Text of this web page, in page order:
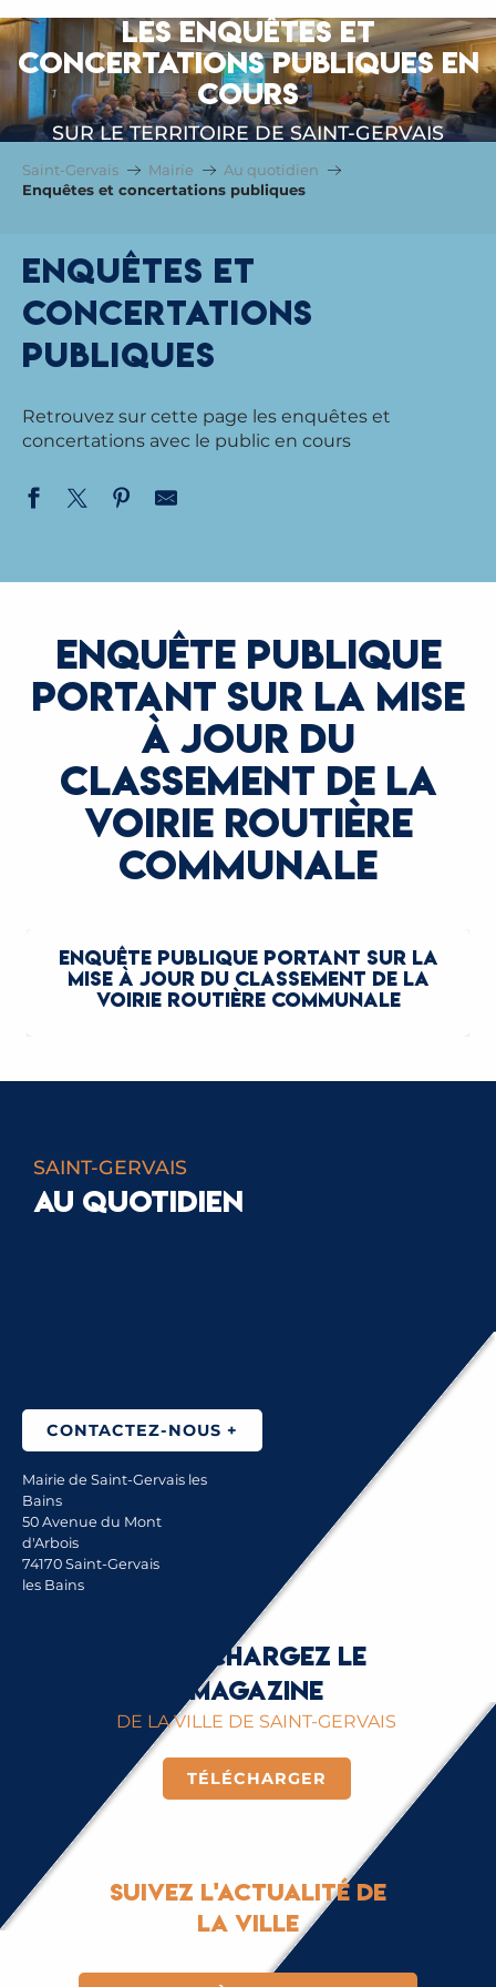
LES ENQUÊTES ET
CONCERTATIONS PUBLIQUES EN
COURS
SUR LE TERRITOIRE DE SAINT-GERVAIS
Saint-Gervais Mairie
Au quotidien
Enquêtes et concertations publiques
Enquêtes et
concertations
publiques
Retrouvez sur cette page les enquêtes et
concertations avec le public en cours
ENQUÊTE PUBLIQUE
PORTANT SUR LA MISE
À JOUR DU
CLASSEMENT DE LA
VOIRIE ROUTIÈRE
COMMUNALE
ENQUÊTE PUBLIQUE PORTANT SUR LA
MISE À JOUR DU CLASSEMENT DE LA
VOIRIE ROUTIÈRE COMMUNALE
SAINT-GERVAIS
AU QUOTIDIEN
CONTACTEZ-NOUS +
Mairie de Saint-Gervais les
Bains
50 Avenue du Mont
d'Arbois
74170 Saint-Gervais
les Bains
Téléchargez le
magazine
DE LA VILLE DE SAINT-GERVAIS
TÉLÉCHARGER
Suivez l'actualité de
la ville